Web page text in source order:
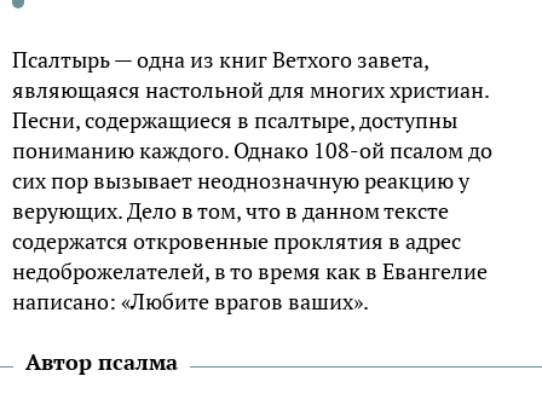
Псалтырь — одна из книг Ветхого завета,
являющаяся настольной для многих христиан.
Песни, содержащиеся в псалтыре, доступны
пониманию каждого. Однако 108-ой псалом до
сих пор вызывает неоднозначную реакцию у
верующих. Дело в том, что в данном тексте
содержатся откровенные проклятия в адрес
недоброжелателей, в то время как в Евангелие
написано: «Любите врагов ваших».
Автор псалма